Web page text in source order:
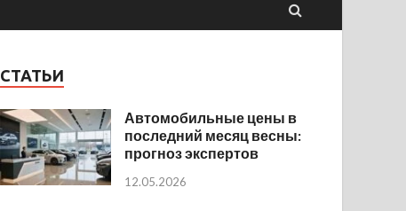
СТАТЬИ
Автомобильные цены в
последний месяц весны:
прогноз экспертов
12.05.2026